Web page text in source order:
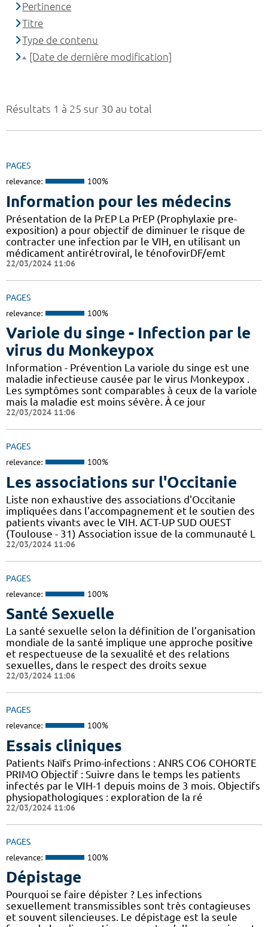
Résultats 1 à 25 sur 30 au total
PAGES
relevance: 100%
Information pour les médecins
Présentation de la PrEP La PrEP (Prophylaxie pre-
exposition) a pour objectif de diminuer le risque de
contracter une infection par le VIH, en utilisant un
médicament antirétroviral, le ténofovirDF/emt
22/03/2024 11:06
PAGES
relevance: 100%
Variole du singe - Infection par le
virus du Monkeypox
Information - Prévention La variole du singe est une
maladie infectieuse causée par le virus Monkeypox .
Les symptômes sont comparables à ceux de la variole
mais la maladie est moins sévère. À ce jour
22/03/2024 11:06
PAGES
relevance: 100%
Les associations sur l'Occitanie
Liste non exhaustive des associations d'Occitanie
impliquées dans l'accompagnement et le soutien des
patients vivants avec le VIH. ACT-UP SUD OUEST
(Toulouse - 31) Association issue de la communauté L
22/03/2024 11:06
PAGES
relevance: 100%
Santé Sexuelle
La santé sexuelle selon la définition de l’organisation
mondiale de la santé implique une approche positive
et respectueuse de la sexualité et des relations
sexuelles, dans le respect des droits sexue
22/03/2024 11:06
PAGES
relevance: 100%
Essais cliniques
Patients Naïfs Primo-infections : ANRS CO6 COHORTE
PRIMO Objectif : Suivre dans le temps les patients
infectés par le VIH-1 depuis moins de 3 mois. Objectifs
physiopathologiques : exploration de la ré
22/03/2024 11:06
PAGES
relevance: 100%
Dépistage
Pourquoi se faire dépister ? Les infections
sexuellement transmissibles sont très contagieuses
et souvent silencieuses. Le dépistage est la seule
Pertinence
Titre
Type de contenu
[Date de dernière modification]